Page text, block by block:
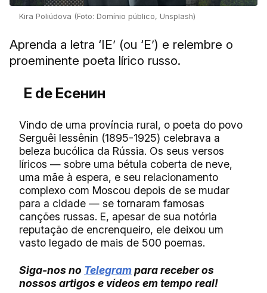
Kira Poliúdova (Foto: Domínio público, Unsplash)
Aprenda a letra ‘IЕ’ (ou ‘Е’) e relembre o
proeminente poeta lírico russo.
Е de Есенин
Vindo de uma província rural, o poeta do povo
Serguêi Iessênin (1895-1925) celebrava a
beleza bucólica da Rússia. Os seus versos
líricos — sobre uma bétula coberta de neve,
uma mãe à espera, e seu relacionamento
complexo com Moscou depois de se mudar
para a cidade — se tornaram famosas
canções russas. E, apesar de sua notória
reputação de encrenqueiro, ele deixou um
vasto legado de mais de 500 poemas.
Siga-nos no Telegrampara receber os
nossos artigos e vídeos em tempo real!